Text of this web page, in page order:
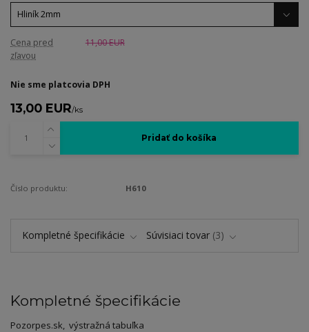
Cena pred
zľavou
11,00 EUR
Nie sme platcovia DPH
13,00 EUR/ks
Pridať do košíka
Číslo produktu: H610
Kompletné špecifikácie Súvisiaci tovar 3
Kompletné špecifikácie
Pozorpes.sk, výstražná tabuľka